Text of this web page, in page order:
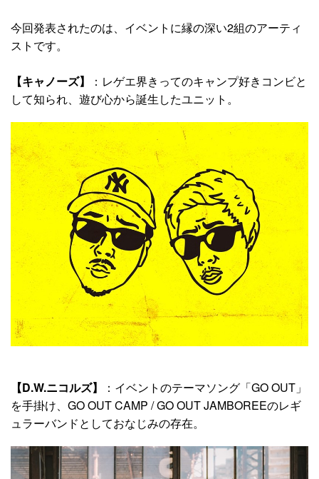
今回発表されたのは、イベントに縁の深い2組のアーティ
ストです。
【キャノーズ】
：レゲエ界きってのキャンプ好きコンビと
して知られ、遊び心から誕生したユニット。
【D.W.ニコルズ】
：イベントのテーマソング「GO OUT」
を手掛け、GO OUT CAMP / GO OUT JAMBOREEのレギ
ュラーバンドとしておなじみの存在。